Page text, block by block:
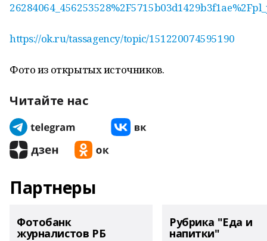
https://ok.ru/tassagency/topic/151220074595190
Фото из открытых источников.
Читайте нас
Партнеры
Фотобанк
журналистов РБ
Рубрика "Еда и
напитки"